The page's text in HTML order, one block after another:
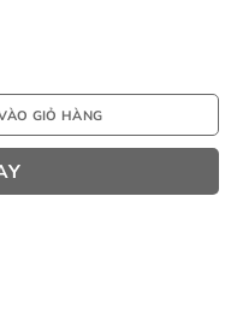
cấp chống nhăn số lượng
GIỎ HÀNG